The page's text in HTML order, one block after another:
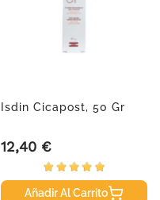
Isdin Cicapost, 50 Gr
Precio
12,40 €
Añadir Al Carrito